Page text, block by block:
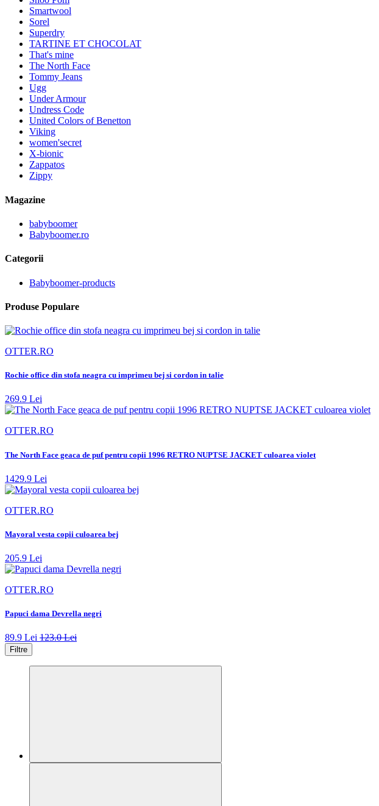
Smartwool
Sorel
Superdry
TARTINE ET CHOCOLAT
That's mine
The North Face
Tommy Jeans
Ugg
Under Armour
Undress Code
United Colors of Benetton
Viking
women'secret
X-bionic
Zappatos
Zippy
Magazine
babyboomer
Babyboomer.ro
Categorii
Babyboomer-products
Produse Populare
OTTER.RO
Rochie office din stofa neagra cu imprimeu bej si cordon in talie
269.9 Lei
OTTER.RO
The North Face geaca de puf pentru copii 1996 RETRO NUPTSE JACKET culoarea violet
1429.9 Lei
OTTER.RO
Mayoral vesta copii culoarea bej
205.9 Lei
OTTER.RO
Papuci dama Devrella negri
89.9 Lei 123.0 Lei
Filtre